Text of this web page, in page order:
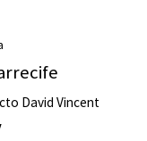
David Vincent